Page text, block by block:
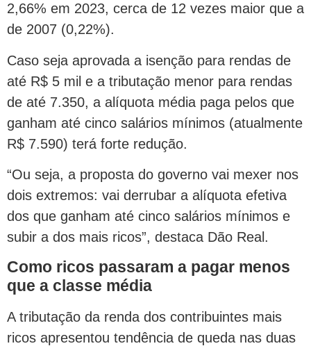
2,66% em 2023, cerca de 12 vezes maior que a
de 2007 (0,22%).
Caso seja aprovada a isenção para rendas de
até R$ 5 mil e a tributação menor para rendas
de até 7.350, a alíquota média paga pelos que
ganham até cinco salários mínimos (atualmente
R$ 7.590) terá forte redução.
“Ou seja, a proposta do governo vai mexer nos
dois extremos: vai derrubar a alíquota efetiva
dos que ganham até cinco salários mínimos e
subir a dos mais ricos”, destaca Dão Real.
Como ricos passaram a pagar menos
que a classe média
A tributação da renda dos contribuintes mais
ricos apresentou tendência de queda nas duas